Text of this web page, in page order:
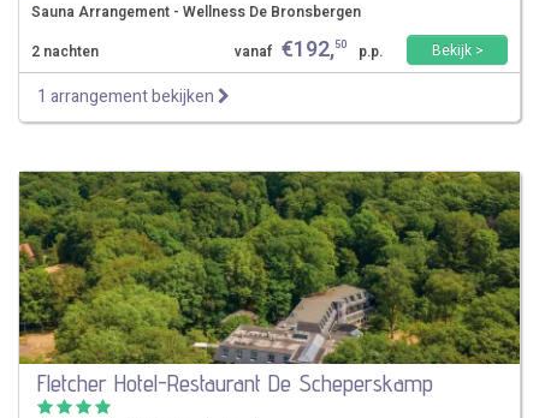
Sauna Arrangement - Wellness De Bronsbergen
2 nachten
vanaf €192,50 p.p. Bekijk >
1 arrangement bekijken
Fletcher Hotel-Restaurant De Scheperskamp